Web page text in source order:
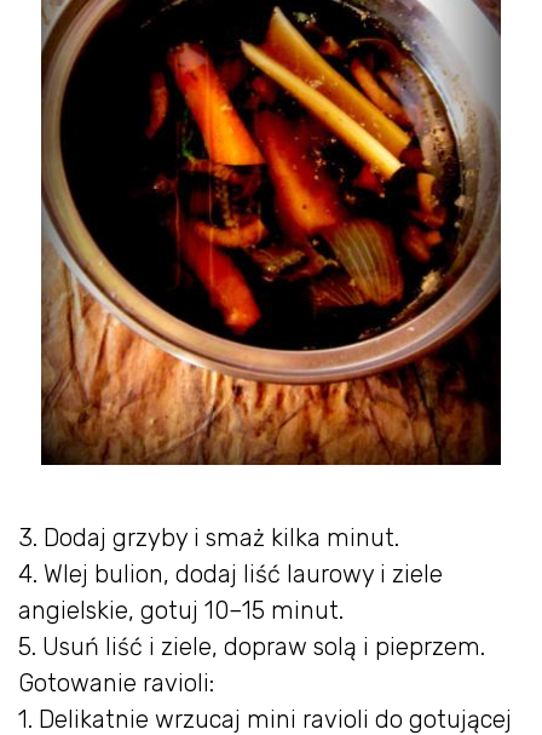
3. Dodaj grzyby i smaż kilka minut.
4. Wlej bulion, dodaj liść laurowy i ziele
angielskie, gotuj 10–15 minut.
5. Usuń liść i ziele, dopraw solą i pieprzem.
Gotowanie ravioli:
1. Delikatnie wrzucaj mini ravioli do gotującej